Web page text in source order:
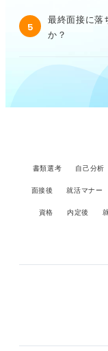
5
最終面接に落
か？
書類選考 自己分析
面接後 就活マナー
資格 内定後